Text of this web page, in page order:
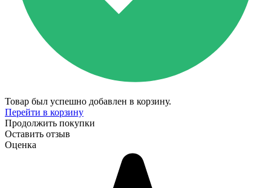
Товар был успешно добавлен в корзину.
Перейти в корзину
Продолжить покупки
Оставить отзыв
Оценка